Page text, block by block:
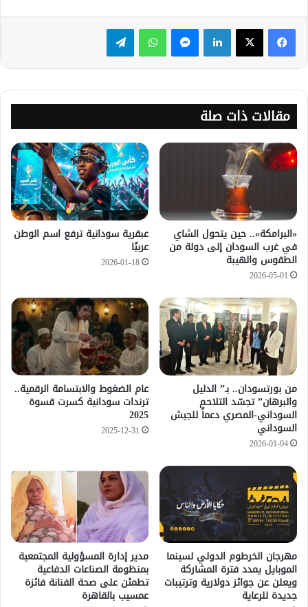
لينكدإن ماسنجر واتساب تيلقرام
مقالات ذات صلة
«البرامكة».. حين يتحول الشاي
في غرب السودان إلى دولة من
الطقوس والهيبة
2026-05-01
عبقرية سودانية ترفع اسم الوطن
عربيًا
2026-01-18
من بورتسودان.. بـ” الدليل
والبرهان” تجسّد التلاحم
السوداني-المصري دعماً للجيش
السوداني
2026-01-04
عام الضغوط والابتسامة الرقمية..
ترندات سودانية كسرت قسوة
2025
2025-12-31
مهرجان الخرطوم الدولي لسينما
الموبايل يمدد فترة المشاركة
ويعلن عن جوائز دولارية وترتيبات
جديدة للرعاية
مدير إدارة المسؤولية المجتمعية
بمنظومة الصناعات الدفاعية
تطمئن على صحة الفنانة فائزة
عمسيب بالقاهرة